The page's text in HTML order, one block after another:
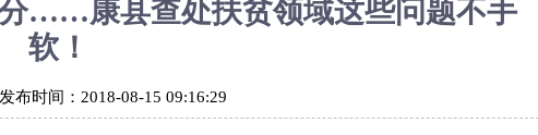
……康县查处扶贫领域这些问题不手
软！
发布时间： 2018-08-15 09:16:29